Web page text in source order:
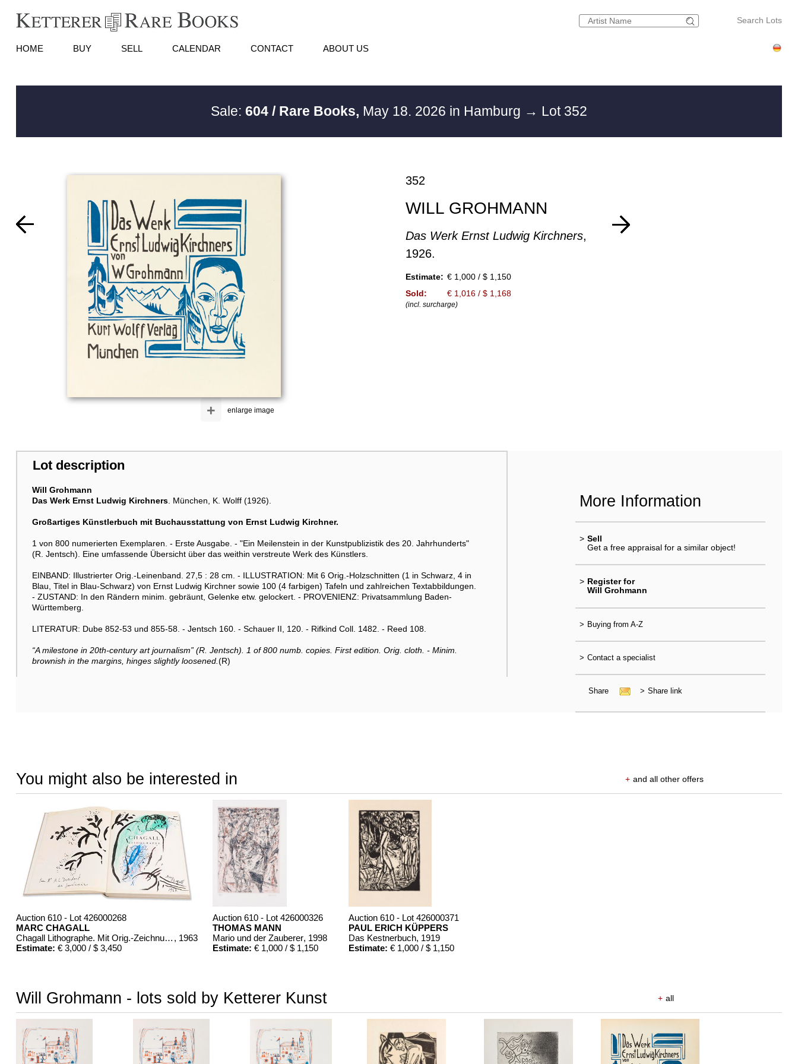
Search Lots
HOME BUY SELL CALENDAR CONTACT ABOUT US
Sale: 604 / Rare Books, May 18. 2026 in Hamburg → Lot 352
enlarge image
+
352
WILL GROHMANN
Das Werk Ernst Ludwig Kirchners,
1926.
Estimate: € 1,000 / $ 1,150
Sold:
€ 1,016 / $ 1,168
(incl. surcharge)
Lot description
Will Grohmann
Das Werk Ernst Ludwig Kirchners. München, K. Wolff (1926).
Großartiges Künstlerbuch mit Buchausstattung von Ernst Ludwig Kirchner.
1 von 800 numerierten Exemplaren. - Erste Ausgabe. - "Ein Meilenstein in der Kunstpublizistik des 20. Jahrhunderts"
(R. Jentsch). Eine umfassende Übersicht über das weithin verstreute Werk des Künstlers.
EINBAND: Illustrierter Orig.-Leinenband. 27,5 : 28 cm. - ILLUSTRATION: Mit 6 Orig.-Holzschnitten (1 in Schwarz, 4 in
Blau, Titel in Blau-Schwarz) von Ernst Ludwig Kirchner sowie 100 (4 farbigen) Tafeln und zahlreichen Textabbildungen.
- ZUSTAND: In den Rändern minim. gebräunt, Gelenke etw. gelockert. - PROVENIENZ: Privatsammlung Baden-
Württemberg.
LITERATUR: Dube 852-53 und 855-58. - Jentsch 160. - Schauer II, 120. - Rifkind Coll. 1482. - Reed 108.
“A milestone in 20th-century art journalism” (R. Jentsch). 1 of 800 numb. copies. First edition. Orig. cloth. - Minim.
brownish in the margins, hinges slightly loosened. (R)
More Information
> Sell
Get a free appraisal for a similar object!
> Register for
Will Grohmann
> Buying from A-Z
> Contact a specialist
Share > Share link
You might also be interested in + and all other offers
Auction 610 - Lot 426000268
MARC CHAGALL
Chagall Lithographe. Mit Orig.-Zeichnung von Chagall , 1963
Estimate: € 3,000 / $ 3,450
Auction 610 - Lot 426000326
THOMAS MANN
Mario und der Zauberer, 1998
Estimate: € 1,000 / $ 1,150
Auction 610 - Lot 426000371
PAUL ERICH KÜPPERS
Das Kestnerbuch, 1919
Estimate: € 1,000 / $ 1,150
Will Grohmann - lots sold by Ketterer Kunst + all